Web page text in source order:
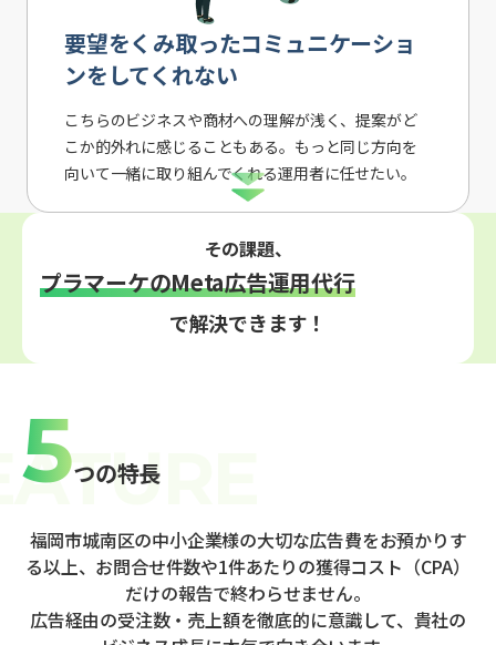
要望をくみ取ったコミュニケーショ
ンをしてくれない
こちらのビジネスや商材への理解が浅く、提案がど
こか的外れに感じることもある。もっと同じ方向を
向いて一緒に取り組んでくれる運用者に任せたい。
その課題、
プラマーケのMeta広告運用代行
で解決できます！
5つの特長
福岡市城南区の中小企業様の大切な広告費をお預かりす
る以上、お問合せ件数や1件あたりの獲得コスト（CPA）
だけの報告で終わらせません。
広告経由の受注数・売上額を徹底的に意識して、貴社の